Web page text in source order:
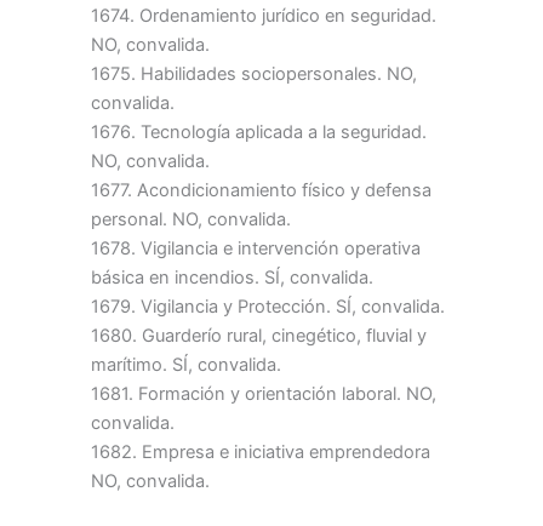
1674. Ordenamiento jurídico en seguridad.
NO, convalida.
1675. Habilidades sociopersonales. NO,
convalida.
1676. Tecnología aplicada a la seguridad.
NO, convalida.
1677. Acondicionamiento físico y defensa
personal. NO, convalida.
1678. Vigilancia e intervención operativa
básica en incendios. SÍ, convalida.
1679. Vigilancia y Protección. SÍ, convalida.
1680. Guarderío rural, cinegético, fluvial y
marítimo. SÍ, convalida.
1681. Formación y orientación laboral. NO,
convalida.
1682. Empresa e iniciativa emprendedora
NO, convalida.